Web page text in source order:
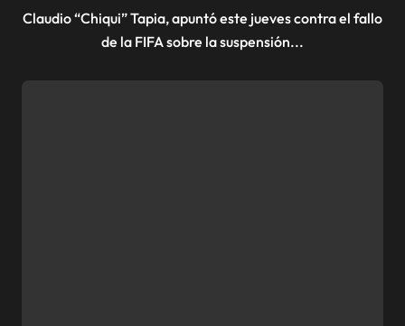
Claudio “Chiqui” Tapia, apuntó este jueves contra el fallo
de la FIFA sobre la suspensión...